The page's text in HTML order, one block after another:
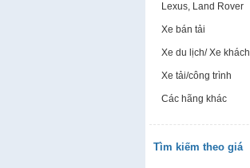
Lexus, Land Rover
Xe bán tải
Xe du lịch/ Xe khách
Xe tải/công trình
Các hãng khác
Tìm kiếm theo giá